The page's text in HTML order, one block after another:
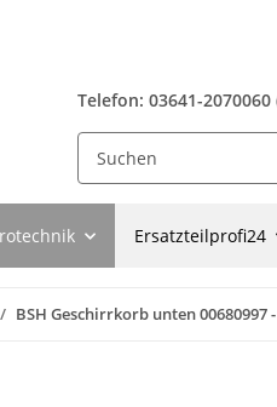
Telefon: 03641-
Ersatzteilprofi24
BSH Geschirrkorb unten